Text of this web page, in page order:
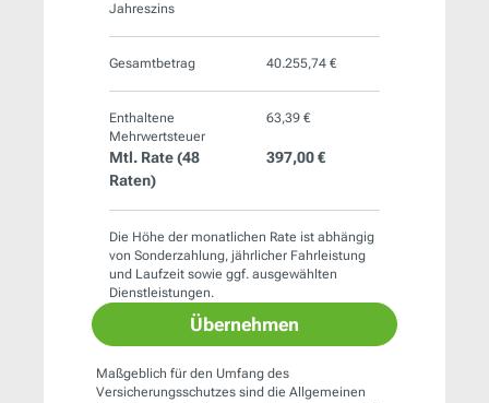
Jahreszins
Gesamtbetrag 40.255,74 €
Enthaltene
Mehrwertsteuer
63,39 €
Mtl. Rate (48
Raten)
397,00 €
Die Höhe der monatlichen Rate ist abhängig
von Sonderzahlung, jährlicher Fahrleistung
und Laufzeit sowie ggf. ausgewählten
Dienstleistungen.
Übernehmen
Maßgeblich für den Umfang des
Versicherungsschutzes sind die Allgemeinen